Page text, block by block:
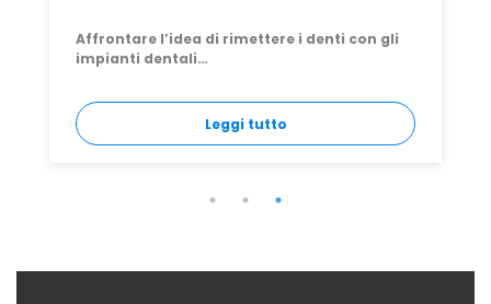
Ti sei svegliato una mattina con un dolore
Leggi tutto